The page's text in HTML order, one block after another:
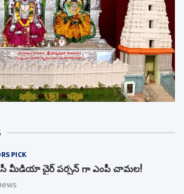
PICK
మీడియా చైర్ పర్సన్ గా ఎంపీ చామల!